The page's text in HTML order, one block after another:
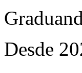
Desde